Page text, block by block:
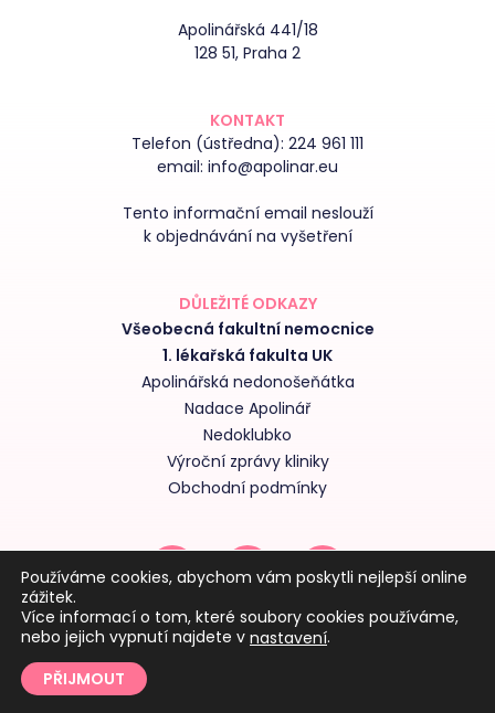
Apolinářská 441/18
128 51, Praha 2
KONTAKT
Telefon (ústředna): 224 961 111
email: info@apolinar.eu
Tento informační email neslouží
k objednávání na vyšetření
DŮLEŽITÉ ODKAZY
Všeobecná fakultní nemocnice
1. lékařská fakulta UK
Apolinářská nedonošeňátka
Nadace Apolinář
Nedoklubko
Výroční zprávy kliniky
Obchodní podmínky
Používáme cookies, abychom vám poskytli nejlepší online
zážitek.
Více informací o tom, které soubory cookies používáme,
nebo jejich vypnutí najdete v nastavení.
PŘIJMOUT